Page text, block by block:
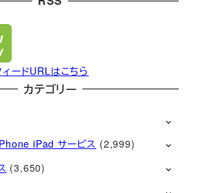
ードURLはこちら
カテゴリー
iPad サービス (2,999)
(3,650)